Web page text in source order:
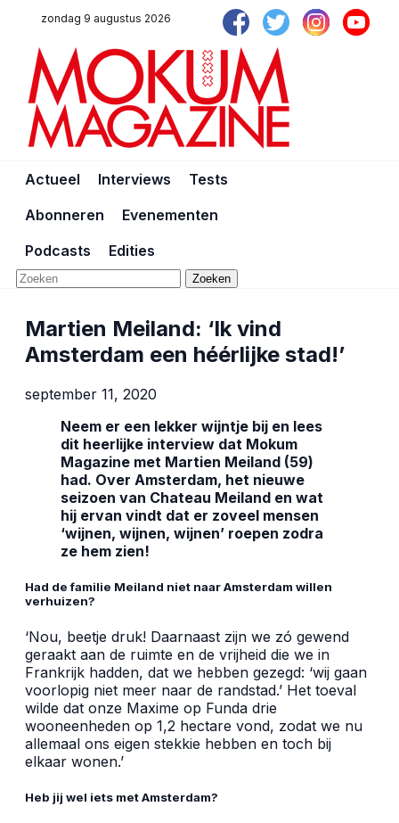
zondag 9 augustus 2026
Actueel Interviews
Tests
Abonneren
Evenementen
Podcasts
Edities
Zoeken
Martien Meiland: ‘Ik vind
Amsterdam een héérlijke stad!’
september 11, 2020
Neem er een lekker wijntje bij en lees
dit heerlijke interview dat Mokum
Magazine met Martien Meiland (59)
had. Over Amsterdam, het nieuwe
seizoen van Chateau Meiland en wat
hij ervan vindt dat er zoveel mensen
‘wijnen, wijnen, wijnen’ roepen zodra
ze hem zien!
Had de familie Meiland niet naar Amsterdam willen
verhuizen?
‘Nou, beetje druk! Daarnaast zijn we zó gewend
geraakt aan de ruimte en de vrijheid die we in
Frankrijk hadden, dat we hebben gezegd: ‘wij gaan
voorlopig niet meer naar de randstad.’ Het toeval
wilde dat onze Maxime op Funda drie
wooneenheden op 1,2 hectare vond, zodat we nu
allemaal ons eigen stekkie hebben en toch bij
elkaar wonen.’
Heb jij wel iets met Amsterdam?